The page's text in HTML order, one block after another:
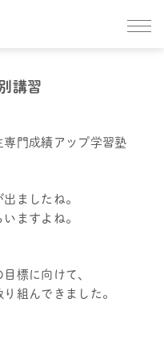
講習
専門成績アップ学習塾
ましたね。
ますよね。
標に向けて、
組んできました。